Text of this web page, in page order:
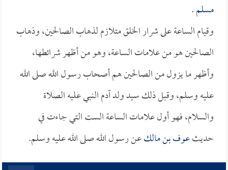
مسلم.
وقيام الساعة على شرار الخلق متلازم لذهاب الصالحين، وذهاب
الصالحين هو من علامات الساعة، وهو من أظهر شرائطها،
وأظهر ما يزول من الصالحين هم أصحاب رسول الله صلى الله
عليه وسلم، وقبل ذلك سيد ولد آدم النبي عليه الصلاة
والسلام، فهو أول علامات الساعة الست التي جاءت في
حديثعوف بن مالكعن رسول الله صلى الله عليه وسلم.